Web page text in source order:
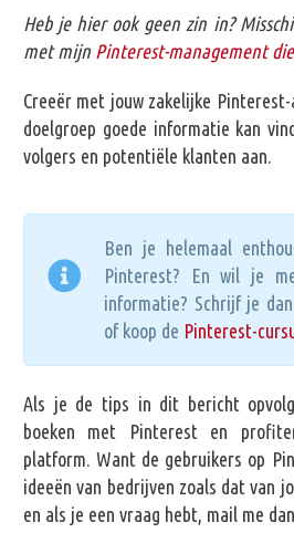
Heb je hier ook geen zin in?
met mijn Pinterest-management
Creeër met jouw zakelijke
doelgroep goede informatie kan
volgers en potentiële klanten aan.
Ben je helemaal
Pinterest? En wil je
informatie? Schrijf je
of koop de Pinterest-
Als je de tips in dit bericht
boeken met Pinterest en
platform. Want de gebruikers op
ideeën van bedrijven zoals dat van
en als je een vraag hebt, mail me